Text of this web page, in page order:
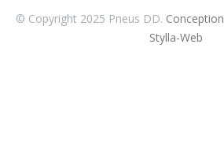
© Copyright 2025 Pneus DD. Conception
Stylla-Web